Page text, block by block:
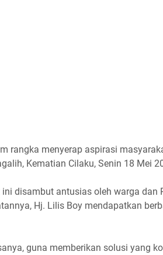
rangka menyerap aspirasi
Kematian Cilaku, Senin 18 Mei
disambut antusias oleh warga dan
Hj. Lilis Boy mendapatkan
guna memberikan solusi yang